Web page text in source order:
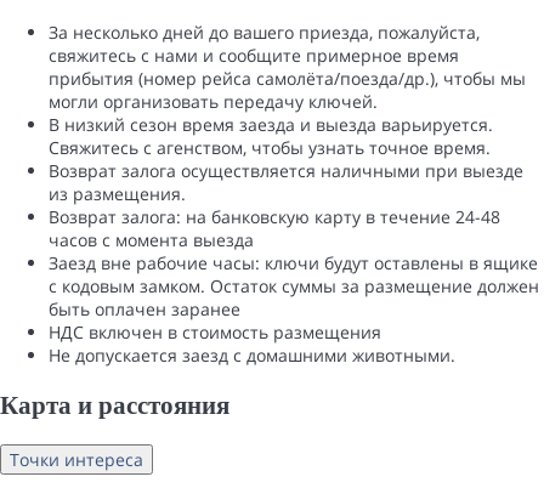
За несколько дней до вашего приезда, пожалуйста,
свяжитесь с нами и сообщите примерное время
прибытия (номер рейса самолёта/поезда/др.), чтобы мы
могли организовать передачу ключей.
В низкий сезон время заезда и выезда варьируется.
Свяжитесь с агенством, чтобы узнать точное время.
Возврат залога осуществляется наличными при выезде
из размещения.
Возврат залога: ​​на банковскую карту в течение 24-48
часов с момента выезда
Заезд вне рабочие часы: ключи будут оставлены в ящике
с кодовым замком. Остаток суммы за размещение должен
быть оплачен заранее
НДС включен в стоимость размещения
Не допускается заезд с домашними животными.
Карта и pасстояния
Точки интереса